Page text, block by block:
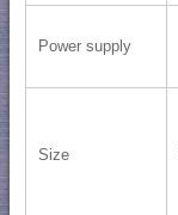
Power supply
Size